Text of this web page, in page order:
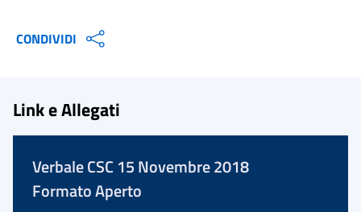
CONDIVIDI
Link e Allegati
Verbale CSC 15 Novembre 2018
Formato Aperto